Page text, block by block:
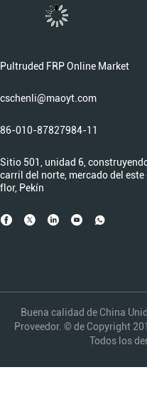
Pultruded FRP Online Market
cschenli@maoyt.com
86-010-87827984-11
Sitio 501, unidad 6,
carril del norte, mercado del este
flor, Pekín
Buena calidad de China
Proveedor. © de Copyright
Todos los